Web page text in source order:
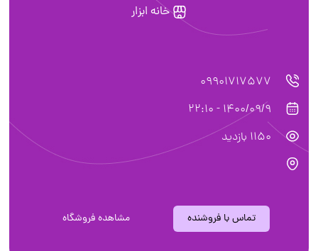
خانه ابزار
09901717577
1400/09/9 - 22:10
1150 بازدید
تماس با فروشنده مشاهده فروشگاه